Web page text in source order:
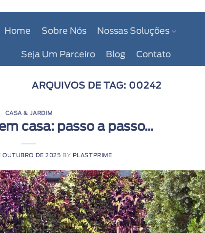
Home Sobre Nós Nossas Soluções
Seja Um Parceiro Blog Contato
ARQUIVOS DE TAG: 00242
CASA & JARDIM
casa: passo a passo...
OUTUBRO DE 2025 BY PLASTPRIME